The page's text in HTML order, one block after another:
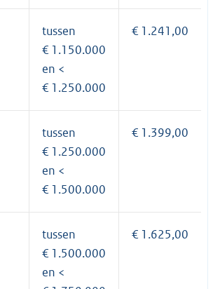
tussen
€ 1.150.000
en <
€ 1.250.000
€ 1.241,00
tussen
€ 1.250.000
en <
€ 1.500.000
€ 1.399,00
tussen
€ 1.500.000
en <
€ 1.625,00